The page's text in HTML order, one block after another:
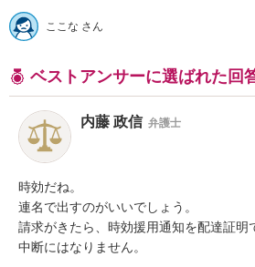
ここな さん
ベストアンサーに選ばれた回
内藤 政信 弁護士
時効だね。
連名で出すのがいいでしょう。
請求がきたら、時効援用通知を配達証明
中断にはなりません。